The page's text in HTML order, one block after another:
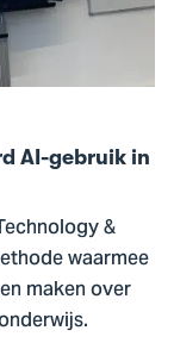
AI-gebruik in
&
waarmee
maken over